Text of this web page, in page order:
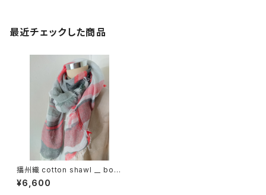
最近チェックした商品
播州織 cotton shawl __ bord
er 220
¥6,600